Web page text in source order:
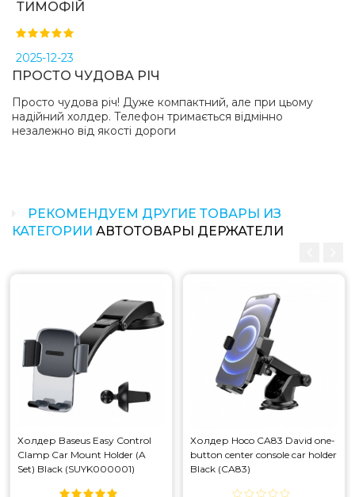
ТИМОФІЙ
2025-12-23
ПРОСТО ЧУДОВА РІЧ
Просто чудова річ! Дуже компактний, але при цьому
надійний холдер. Телефон тримається відмінно
незалежно від якості дороги
РЕКОМЕНДУЕМ ДРУГИЕ ТОВАРЫ ИЗ
КАТЕГОРИИ АВТОТОВАРЫ ДЕРЖАТЕЛИ
Холдер Baseus Easy Control
Clamp Car Mount Holder (A
Set) Black (SUYK000001)
Холдер Hoco CA83 David one-
button center console car holder
Black (CA83)